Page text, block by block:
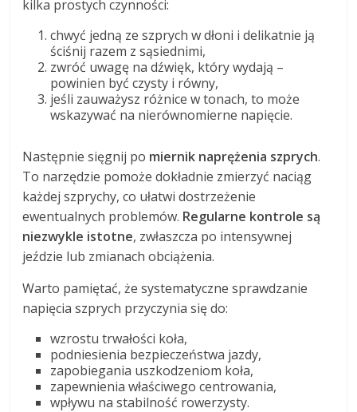
kilka prostych czynności:
chwyć jedną ze szprych w dłoni i delikatnie ją
ściśnij razem z sąsiednimi,
zwróć uwagę na dźwięk, który wydają –
powinien być czysty i równy,
jeśli zauważysz różnice w tonach, to może
wskazywać na nierównomierne napięcie.
Następnie sięgnij po miernik naprężenia szprych.
To narzędzie pomoże dokładnie zmierzyć naciąg
każdej szprychy, co ułatwi dostrzeżenie
ewentualnych problemów. Regularne kontrole są
niezwykle istotne, zwłaszcza po intensywnej
jeździe lub zmianach obciążenia.
Warto pamiętać, że systematyczne sprawdzanie
napięcia szprych przyczynia się do:
wzrostu trwałości koła,
podniesienia bezpieczeństwa jazdy,
zapobiegania uszkodzeniom koła,
zapewnienia właściwego centrowania,
wpływu na stabilność rowerzysty.